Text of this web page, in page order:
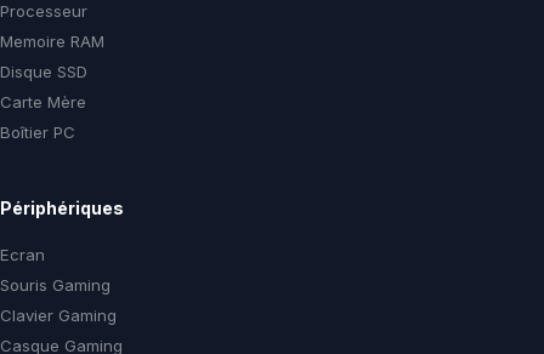
Processeur
Memoire RAM
Disque SSD
Carte Mère
Boîtier PC
Périphériques
Ecran
Souris Gaming
Clavier Gaming
Casque Gaming